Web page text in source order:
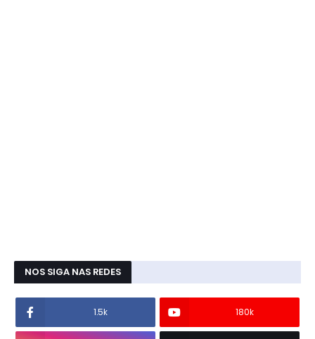
NOS SIGA NAS REDES
1.5k 180k